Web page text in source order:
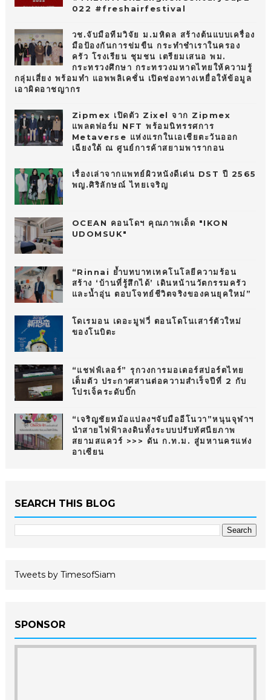
022 #freshairfestival
วช.จับมือทีมวิจัย ม.มหิดล สร้างต้นแบบเครื่อง
มือป้องกันการข่มขืน กระทำชำเราในครอง
ครัว โรงเรียน ชุมชน เตรียมเสนอ พม.
กระทรวงศึกษา กระทรวงมหาดไทยให้ความรู้
กลุ่มเสี่ยง พร้อมทำ แอพพลิเคชั่น เปิดช่องทางเหยื่อให้ข้อมูล
เอาผิดอาชญากร
Zipmex เปิดตัว Zixel จาก Zipmex
แพลตฟอร์ม NFT พร้อมนิทรรศการ
Metaverse แห่งแรกในเอเชียตะวันออก
เฉียงใต้ ณ ศูนย์การค้าสยามพารากอน
เรื่องเล่าจากแพทย์ผิวหนังดีเด่น DST ปี 2565
พญ.ศิริลักษณ์ ไทยเจริญ
OCEAN คอนโดฯ คุณภาพเด็ด "IKON
UDOMSUK"
“Rinnai ย้ำบทบาทเทคโนโลยีความร้อน
สร้าง ‘บ้านที่รู้สึกได้’ เดินหน้านวัตกรรมครัว
และน้ำอุ่น ตอบโจทย์ชีวิตจริงของคนยุคใหม่”
โดเรมอน เดอะมูฟวี่ ตอนโดโนเสาร์ตัวใหม่
ของโนบิตะ
“แชฟฟ์เลอร์” รุกวงการมอเตอร์สปอร์ตไทย
เต็มตัว ประกาศสานต่อความสำเร็จปีที่ 2 กับ
โปรเจ็คระดับบิ๊ก
“เจริญชัยหม้อแปลงฯจับมืออีโนวา”หนุนจุฬาฯ
นำสายไฟฟ้าลงดินทั้งระบบปรับทัศนียภาพ
สยามสแควร์ >>> ดัน ก.ท.ม. สู่มหานครแห่ง
อาเซียน
SEARCH THIS BLOG
Tweets by TimesofSiam
SPONSOR